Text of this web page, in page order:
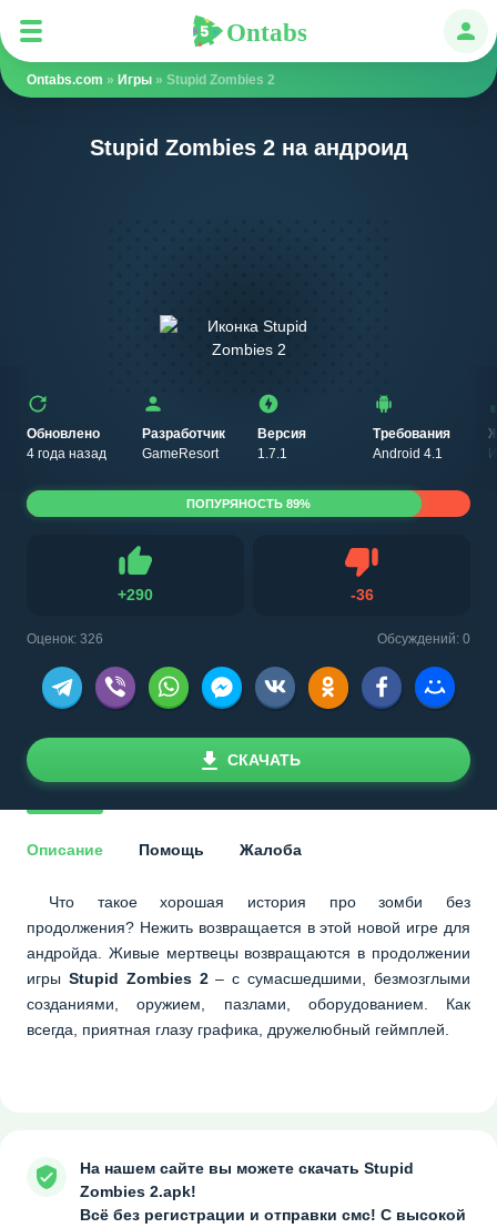
Ontabs
Ontabs.com » Игры » Stupid Zombies 2
Stupid Zombies 2 на андроид
Обновлено
4 года назад
Разработчик
GameResort
Версия
1.7.1
Требования
Android 4.1
+290
Нравится
-36Не нравится
Оценок: 326 Обсуждений: 0
ПОПУРЯНОСТЬ 89%
СКАЧАТЬ
Описание Помощь Жалоба
Что такое хорошая история про зомби без
продолжения? Нежить возвращается в этой новой игре для
андройда. Живые мертвецы возвращаются в продолжении
игры Stupid Zombies 2– с сумасшедшими, безмозглыми
созданиями, оружием, пазлами, оборудованием. Как
всегда, приятная глазу графика, дружелюбный геймплей.
На нашем сайте вы можете скачать Stupid
Zombies 2.apk!
Всё без регистрации и отправки смс! С высокой